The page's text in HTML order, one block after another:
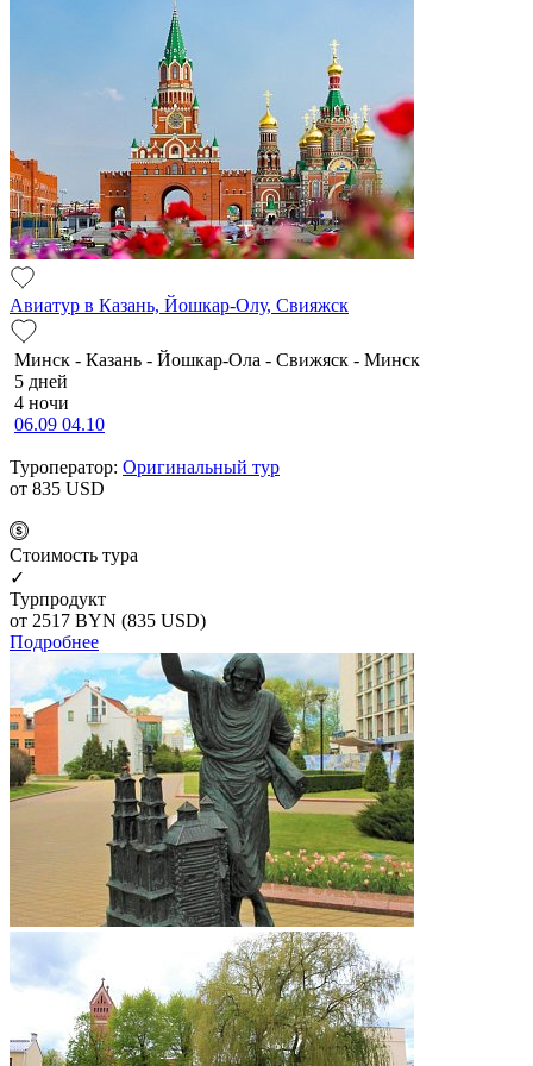
Авиатур в Казань, Йошкар-Олу, Свияжск
Минск - Казань - Йошкар-Ола - Свижяск - Минск
5 дней
4 ночи
06.09 04.10
Туроператор: Оригинальный тур
от 835 USD
Cтоимость тура
✓
Турпродукт
от 2517 BYN (835 USD)
Подробнее